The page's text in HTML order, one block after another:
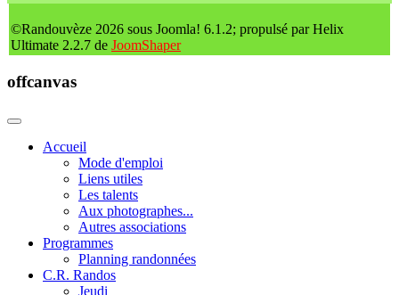
©Randouvèze 2026 sous Joomla! 6.1.2; propulsé par Helix
Ultimate 2.2.7 de JoomShaper
offcanvas
Accueil
Mode d'emploi
Liens utiles
Les talents
Aux photographes...
Autres associations
Programmes
Planning randonnées
C.R. Randos
Jeudi